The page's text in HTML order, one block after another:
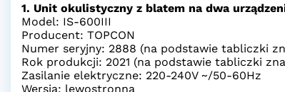
1. Unit okulistyczny z blatem na dwa
Model: IS-600III
Producent: TOPCON
Numer seryjny: 2888 (na podstawie tabliczki
Rok produkcji: 2021 (na podstawie tabliczki
Zasilanie elektryczne: 220-240V ~/50-60Hz
Wersja: lewostronna